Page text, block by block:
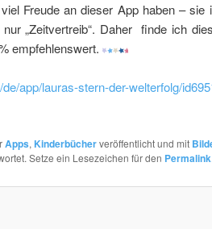
Freude an dieser App haben – sie
„Zeitvertreib“. Daher finde ich
empfehlenswert.
app/lauras-stern-der-welterfolg/
Apps, Kinderbücherveröffentlicht und mit
Setze ein Lesezeichen für den Permalink